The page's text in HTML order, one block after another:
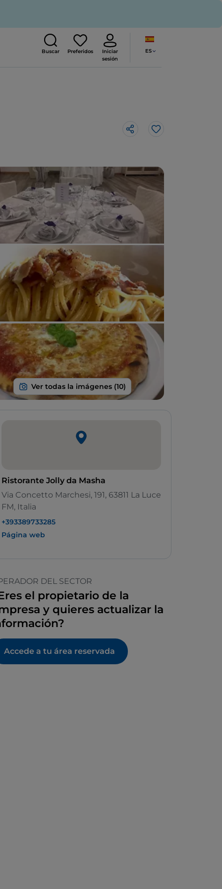
Buscar Preferidos
Iniciar
sesión
ES
Me gusta
Ristorante Jolly da Masha
Via Concetto Marchesi, 191, 63811 La Luce
FM, Italia
+393389733285
Página web
DEL SECTOR
el propietario de la
y quieres actualizar la
Accede a tu área reservada